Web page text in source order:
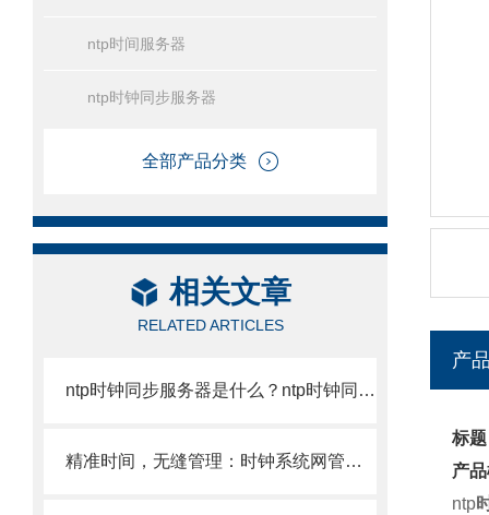
ntp时间服务器
ntp时钟同步服务器
全部产品分类
相关文章
RELATED ARTICLES
ntp时钟同步服务器是什么？ntp时钟同步服务器介绍
精准时间，无缝管理：时钟系统网管，助力构建高效、可靠的时间同步生态系统
产
标
产
ntp